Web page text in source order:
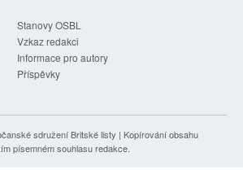
Stanovy OSBL
Vzkaz redakci
Informace pro autory
Příspěvky
sdružení Britské listy | Kopírování obsahu
písemném souhlasu redakce.